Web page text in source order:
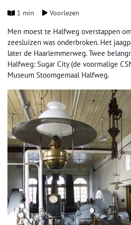
1 min Voorlezen
Men moest te Halfweg overstappen
zeesluizen was onderbroken. Het
later de Haarlemmerweg. Twee
Halfweg: Sugar City (de voormalige
Museum Stoomgemaal Halfweg.